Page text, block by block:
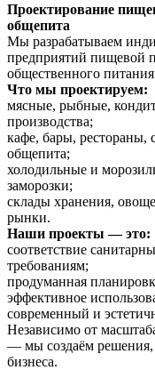
Проектирование
общепита
Мы разрабатываем
предприятий пищевой
общественного
Что мы проектируем:
мясные, рыбные,
производства;
кафе, бары, рестораны,
общепита;
холодильные и
заморозки;
склады хранения,
рынки.
Наши проекты — это:
соответствие
требованиям;
продуманная
эффективное
современный и
Независимо от
— мы создаём решения,
бизнеса.